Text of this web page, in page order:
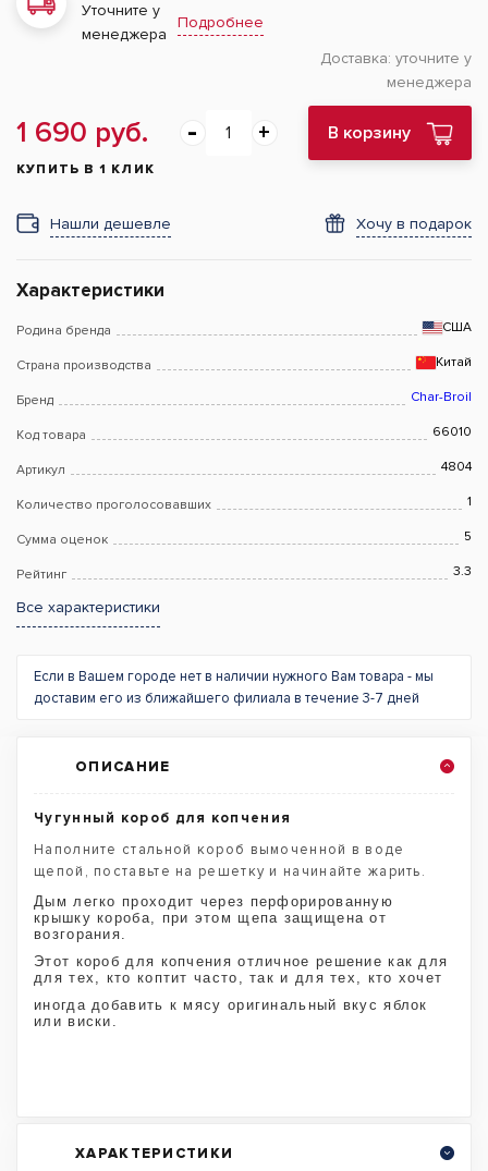
Уточните у
менеджера
Подробнее
Доставка: уточните у
менеджера
1 690 руб. В корзину
КУПИТЬ В 1 КЛИК
Нашли дешевле Хочу в подарок
Характеристики
Родина бренда США
Страна производства Китай
Бренд Char-Broil
Код товара 66010
Артикул 4804
Количество проголосовавших 1
Сумма оценок 5
Рейтинг 3.3
Все характеристики
Если в Вашем городе нет в наличии нужного Вам товара - мы
доставим его из ближайшего филиала в течение 3-7 дней
ОПИСАНИЕ
Чугунный короб для копчения
Наполните стальной короб вымоченной в воде
щепой, поставьте на решетку и начинайте жарить.
Дым легко проходит через перфорированную
крышку короба, при этом щепа защищена от
возгорания.
Этот короб для копчения отличное решение как для
для тех, кто коптит часто, так и для тех, кто хочет
иногда добавить к мясу оригинальный вкус яблок
или виски.
ХАРАКТЕРИСТИКИ